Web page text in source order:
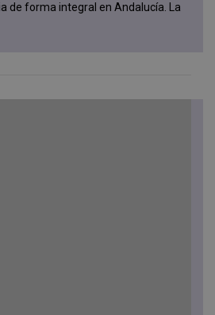
de forma integral en Andalucía. La